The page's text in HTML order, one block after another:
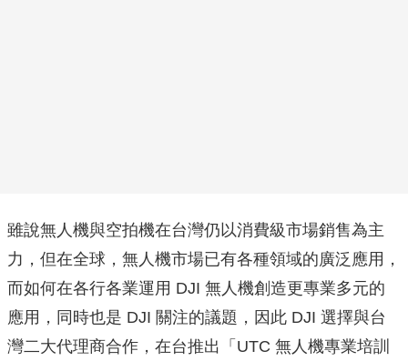
雖說無人機與空拍機在台灣仍以消費級市場銷售為主
力，但在全球，無人機市場已有各種領域的廣泛應用，
而如何在各行各業運用 DJI 無人機創造更專業多元的
應用，同時也是 DJI 關注的議題，因此 DJI 選擇與台
灣二大代理商合作，在台推出「UTC 無人機專業培訓